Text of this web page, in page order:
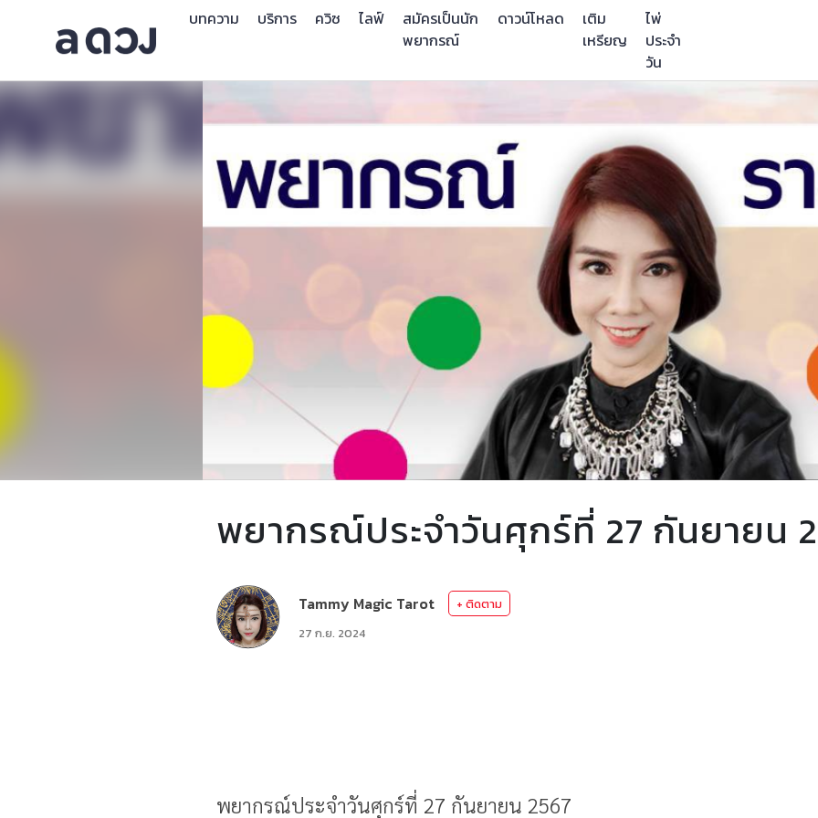
บทความ บริการ ควิซ ไลฟ์
สมัครเป็นนัก
พยากรณ์
ดาวน์โหลด
เติม
เหรียญ
ไพ่
ประจำ
วัน
พยากรณ์ประจำวันศุกร์ที่ 27 กันยายน
Tammy Magic Tarot
+ ติดตาม
27 ก.ย. 2024
พยากรณ์ประจำวันศุกร์ที่ 27 กันยายน 2567